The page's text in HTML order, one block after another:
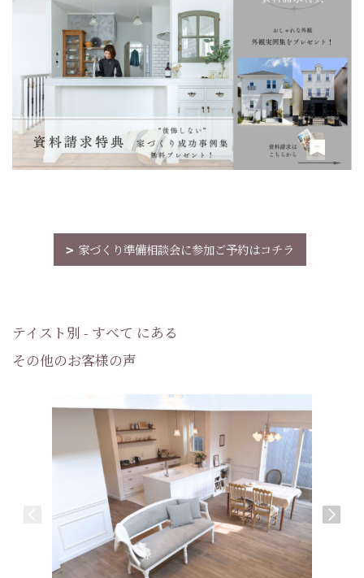
家づくり準備相談会に参加ご予約はコチラ
テイスト別 - すべて にある
その他のお客様の声